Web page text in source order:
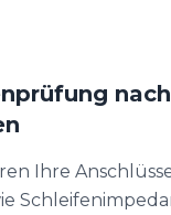
Ihre